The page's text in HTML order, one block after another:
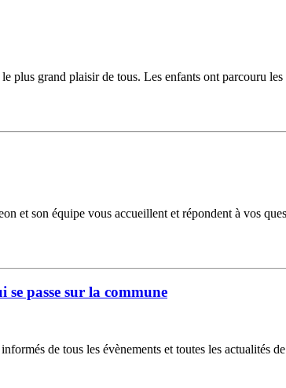
plus grand plaisir de tous. Les enfants ont parcouru
et son équipe vous accueillent et répondent à vos
passe sur la commune
de tous les évènements et toutes les actualités